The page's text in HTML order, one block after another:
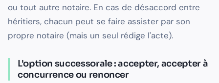
ou tout autre notaire. En cas de désaccord entre
héritiers, chacun peut se faire assister par son
propre notaire (mais un seul rédige l'acte).
L'option successorale : accepter, accepter à
concurrence ou renoncer